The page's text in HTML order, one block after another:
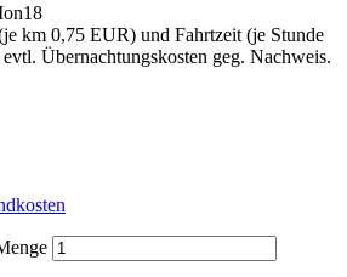
km 0,75 EUR) und Fahrtzeit (je Stunde
Übernachtungskosten geg. Nachweis.